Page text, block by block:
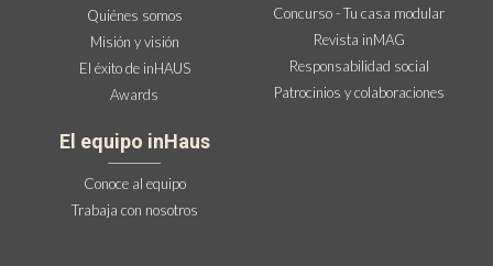
Quiénes somos
Misión y visión
El éxito de inHAUS
Awards
Concurso - Tu casa modular
Revista inMAG
Responsabilidad social
Patrocinios y colaboraciones
El equipo inHaus
Conoce al equipo
Trabaja con nosotros